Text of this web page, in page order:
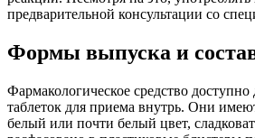
предварительной консультации со
Формы выпуска и
Фармакологическое средство
таблеток для приема внутрь. Они
белый или почти белый цвет,